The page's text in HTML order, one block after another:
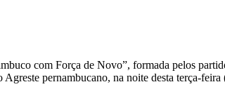
com Força de Novo”, formada pelos
pernambucano, na noite desta terça-